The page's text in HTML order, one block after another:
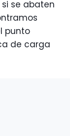
se abaten
punto
de carga